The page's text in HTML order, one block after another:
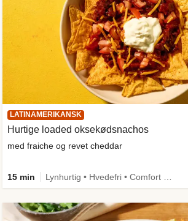
LATINAMERIKANSK
Hurtige loaded oksekødsnachos
med fraiche og revet cheddar
15 min